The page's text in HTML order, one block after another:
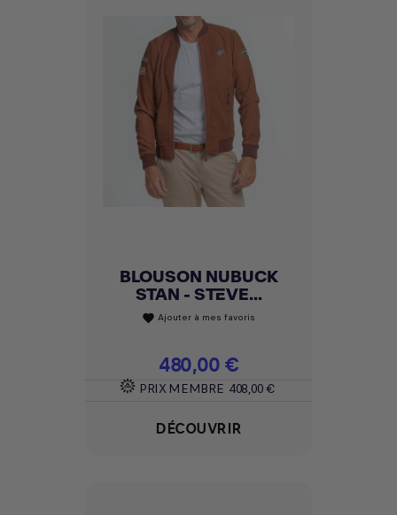
BLOUSON NUBUCK
STAN - STEVE...
favorite Ajouter à mes favoris
Prix
480,00 €
PRIX MEMBRE 408,00 €
DÉCOUVRIR